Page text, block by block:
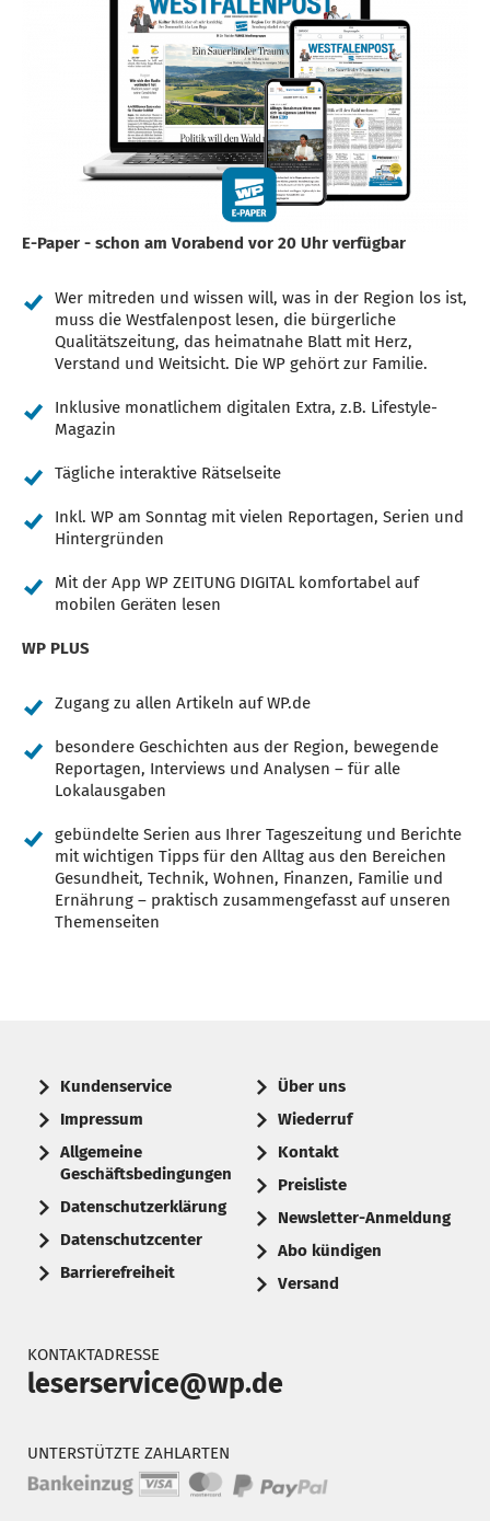
E-Paper - schon am Vorabend vor 20 Uhr verfügbar
Wer mitreden und wissen will, was in der Region los ist,
muss die Westfalenpost lesen, die bürgerliche
Qualitätszeitung, das heimatnahe Blatt mit Herz,
Verstand und Weitsicht. Die WP gehört zur Familie.
Inklusive monatlichem digitalen Extra, z.B. Lifestyle-
Magazin
Tägliche interaktive Rätselseite
Inkl. WP am Sonntag mit vielen Reportagen, Serien und
Hintergründen
Mit der App WP ZEITUNG DIGITAL komfortabel auf
mobilen Geräten lesen
WP PLUS
Zugang zu allen Artikeln auf WP.de
besondere Geschichten aus der Region, bewegende
Reportagen, Interviews und Analysen – für alle
Lokalausgaben
gebündelte Serien aus Ihrer Tageszeitung und Berichte
mit wichtigen Tipps für den Alltag aus den Bereichen
Gesundheit, Technik, Wohnen, Finanzen, Familie und
Ernährung – praktisch zusammengefasst auf unseren
Themenseiten
Kundenservice
Impressum
Allgemeine
Geschäftsbedingungen
Datenschutzerklärung
Datenschutzcenter
Barrierefreiheit
Über uns
Wiederruf
Kontakt
Preisliste
Newsletter-Anmeldung
Abo kündigen
Versand
KONTAKTADRESSE
leserservice@wp.de
UNTERSTÜTZTE ZAHLARTEN